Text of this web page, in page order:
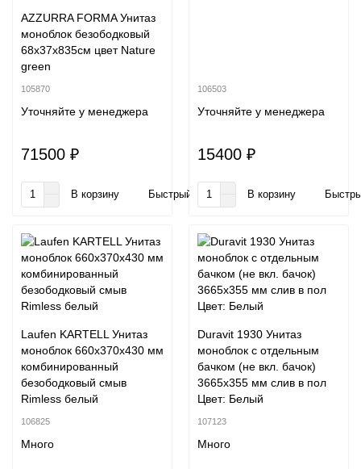
AZZURRA FORMA Унитаз
моноблок безободковый
68х37х835см цвет Nature
green
105870
Уточняйте у менеджера
71500 ₽
В корзину Быстрый заказ
106503
Уточняйте у менеджера
15400 ₽
В корзину
Laufen KARTELL Унитаз
моноблок 660x370x430 мм
комбинированный
безободковый смыв
Rimless белый
106825
Много
Duravit 1930 Унитаз
моноблок с отдельным
бачком (не вкл. бачок)
3665х355 мм слив в пол
Цвет: Белый
107123
Много